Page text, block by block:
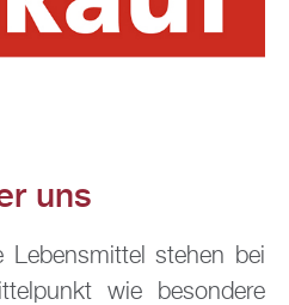
uns
Le­bens­mit­tel ste­hen bei
wie be­son­de­re